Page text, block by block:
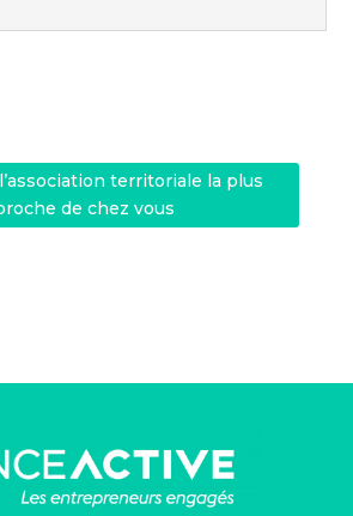
territoriale la plus
de chez vous